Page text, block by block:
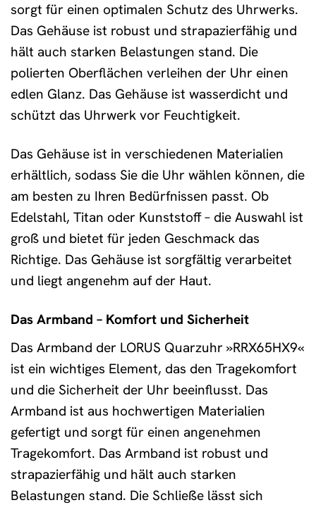
sorgt für einen optimalen Schutz des Uhrwerks.
Das Gehäuse ist robust und strapazierfähig und
hält auch starken Belastungen stand. Die
polierten Oberflächen verleihen der Uhr einen
edlen Glanz. Das Gehäuse ist wasserdicht und
schützt das Uhrwerk vor Feuchtigkeit.
Das Gehäuse ist in verschiedenen Materialien
erhältlich, sodass Sie die Uhr wählen können, die
am besten zu Ihren Bedürfnissen passt. Ob
Edelstahl, Titan oder Kunststoff – die Auswahl ist
groß und bietet für jeden Geschmack das
Richtige. Das Gehäuse ist sorgfältig verarbeitet
und liegt angenehm auf der Haut.
Das Armband – Komfort und Sicherheit
Das Armband der LORUS Quarzuhr »RRX65HX9«
ist ein wichtiges Element, das den Tragekomfort
und die Sicherheit der Uhr beeinflusst. Das
Armband ist aus hochwertigen Materialien
gefertigt und sorgt für einen angenehmen
Tragekomfort. Das Armband ist robust und
strapazierfähig und hält auch starken
Belastungen stand. Die Schließe lässt sich